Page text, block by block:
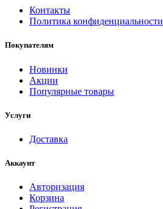
Контакты
Политика конфиденциальности
Покупателям
Новинки
Акции
Популярные товары
Услуги
Доставка
Аккаунт
Авторизация
Корзина